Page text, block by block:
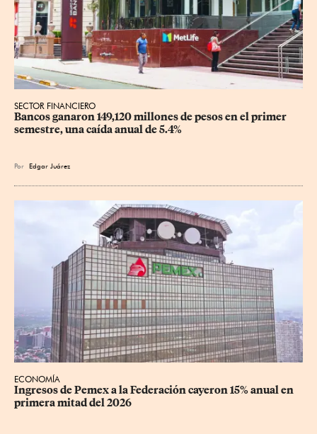
SECTOR FINANCIERO
Bancos ganaron 149,120 millones de pesos en el primer
semestre, una caída anual de 5.4%
Por Edgar Juárez
ECONOMÍA
Ingresos de Pemex a la Federación cayeron 15% anual en
primera mitad del 2026